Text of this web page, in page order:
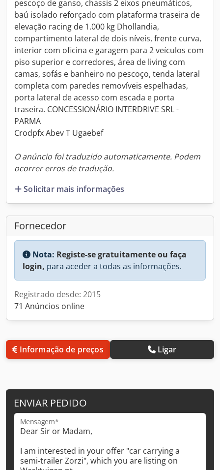
pescoço de ganso, chassis 2 eixos pneumáticos,
baú isolado reforçado com plataforma traseira de
elevação racing de 1.000 kg Dhollandia,
compartimento lateral de dois níveis, frente curva,
interior com oficina e garagem para 2 veículos com
piso superior e corredores, área de living com
camas, sofás e banheiro no pescoço, tenda lateral
completa com paredes removíveis espelhadas,
porta lateral de acesso com escada e porta
traseira. CONCESSIONÁRIO INTERDRIVE SRL -
PARMA
Crodpfx Abev T Ugaebef
O anúncio foi traduzido automaticamente. Podem
ocorrer erros de tradução.
Solicitar mais informações
Fornecedor
Nota: Registe-se gratuitamente ou faça
login, para aceder a todas as informações.
Registrado desde: 2015
71 Anúncios online
Informação de preços Ligar
ENVIAR PEDIDO
Mensagem*